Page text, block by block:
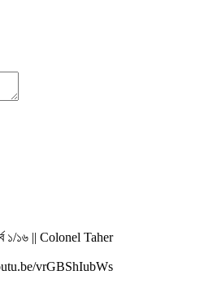
পর্ব ১/১৬ || Colonel Taher
vrGBShIubWs